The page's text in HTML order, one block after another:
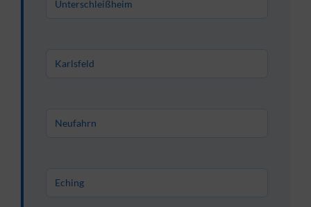
Unterschleißheim
Karlsfeld
Neufahrn
Eching